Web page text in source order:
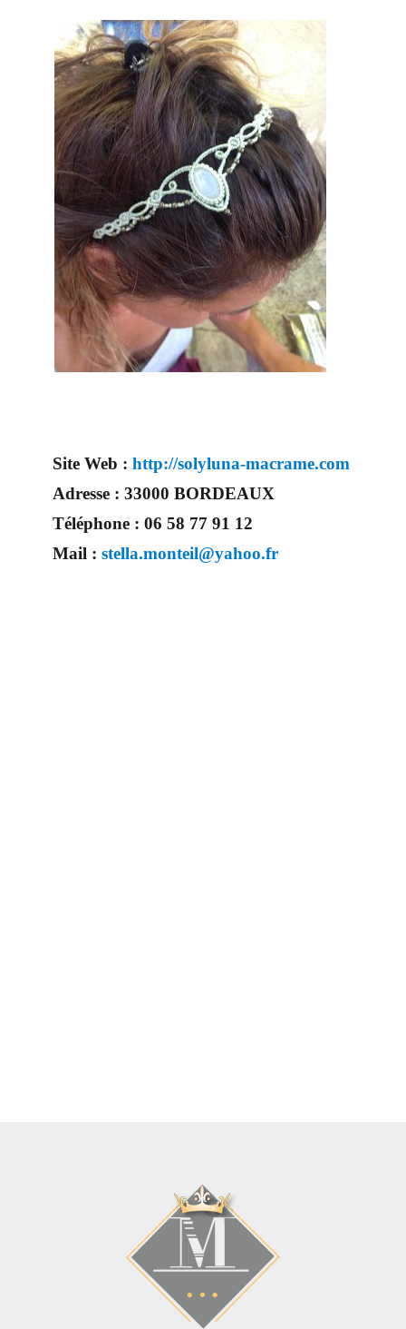
Site Web : http://solyluna-macrame.com
Adresse : 33000 BORDEAUX
Téléphone : 06 58 77 91 12
Mail : stella.monteil@yahoo.fr